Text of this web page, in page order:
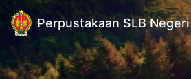
Perpustakaan SLB